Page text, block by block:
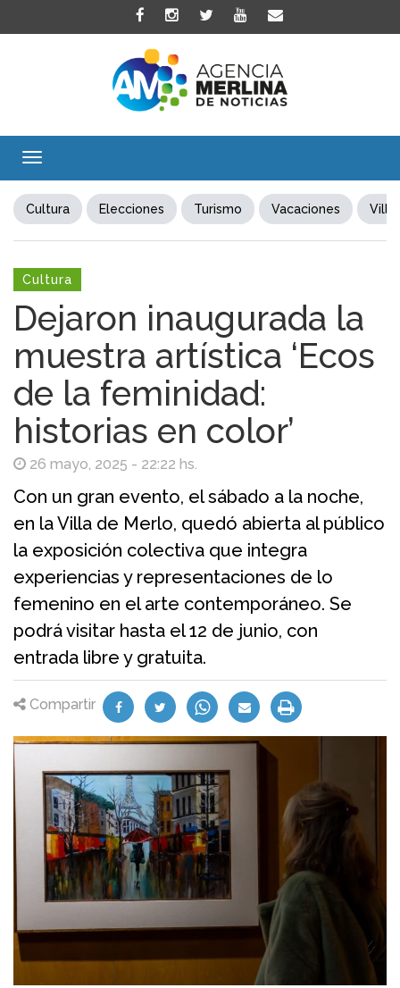
Toggle
Cultura Elecciones Turismo Vacaciones Villa
Cultura
Dejaron inaugurada la
muestra artística ‘Ecos
de la feminidad:
historias en color’
26 mayo, 2025 - 22:22 hs.
Con un gran evento, el sábado a la noche,
en la Villa de Merlo, quedó abierta al público
la exposición colectiva que integra
experiencias y representaciones de lo
femenino en el arte contemporáneo. Se
podrá visitar hasta el 12 de junio, con
entrada libre y gratuita.
Compartir